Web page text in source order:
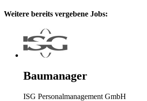
Weitere bereits vergebene Jobs:
Baumanager
ISG Personalmanagement GmbH